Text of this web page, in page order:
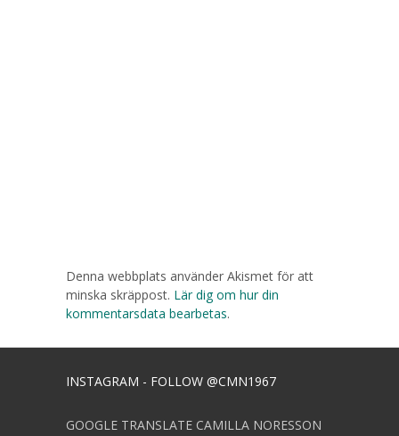
Denna webbplats använder Akismet för att
minska skräppost. Lär dig om hur din
kommentarsdata bearbetas.
INSTAGRAM - FOLLOW @CMN1967
GOOGLE TRANSLATE CAMILLA NORESSON